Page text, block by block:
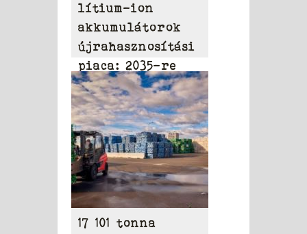
lítium-ion
akkumulátorok
újrahasznosítási
piaca: 2035-re
elérheti a 31,95
milliárd dollárt
17 101 tonna